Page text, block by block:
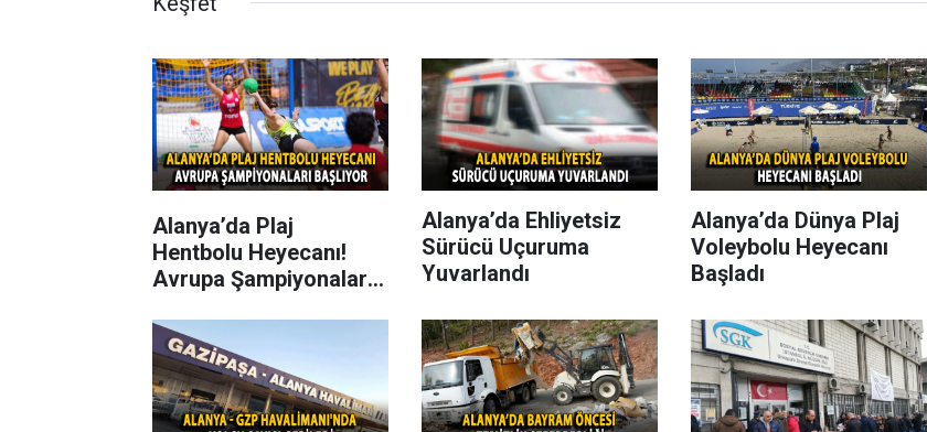
Alanya’da Plaj
Hentbolu Heyecanı!
Avrupa Şampiyonaları
Alanya’da Ehliyetsiz
Sürücü Uçuruma
Yuvarlandı
Alanya’da Dünya Plaj
Voleybolu Heyecanı
Başladı